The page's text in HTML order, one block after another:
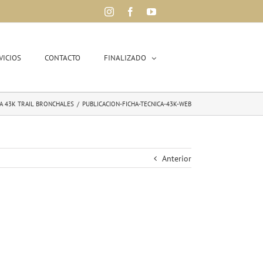
InstagramFacebookYouTube
CONTACTO FINALIZADO
43K TRAIL BRONCHALES / PUBLICACION-FICHA-TECNICA-43K-WEB
Anterior